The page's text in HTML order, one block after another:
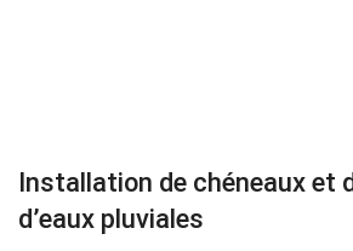
Installation de chéneaux et
d’eaux pluviales